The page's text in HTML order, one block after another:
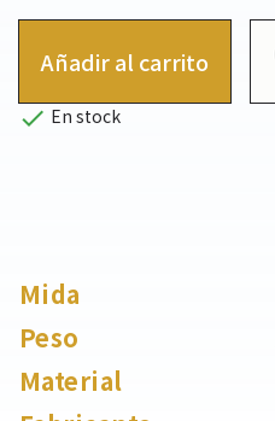
Añadir al carrito
 En stock
Mida
Peso
Material